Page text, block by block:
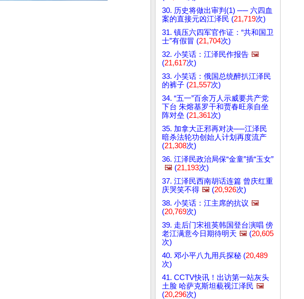
30. 历史将做出审判(1) ── 六四血
案的直接元凶江泽民 (21,719次)
31. 镇压六四军官作证：“共和国卫
士”有假冒 (21,704次)
32. 小笑话：江泽民作报告 🖼️
(21,617次)
33. 小笑话：俄国总统醉扒江泽民
的裤子 (21,557次)
34. “五一”百余万人示威要共产党
下台 朱熔基罗干和贾春旺亲自坐
阵对垒 (21,361次)
35. 加拿大正邪再对决──江泽民
暗杀法轮功创始人计划再度流产
(21,308次)
36. 江泽民政治局保“金童”插“玉女”
🖼️ (21,193次)
37. 江泽民西南胡话连篇 曾庆红重
庆哭笑不得 🖼️ (20,926次)
38. 小笑话：江主席的抗议 🖼️
(20,769次)
39. 走后门宋祖英韩国登台演唱 傍
老江满意今日期待明天 🖼️ (20,605
次)
40. 邓小平八九用兵探秘 (20,489
次)
41. CCTV快讯！出访第一站灰头
土脸 哈萨克斯坦藐视江泽民 🖼️
(20,296次)